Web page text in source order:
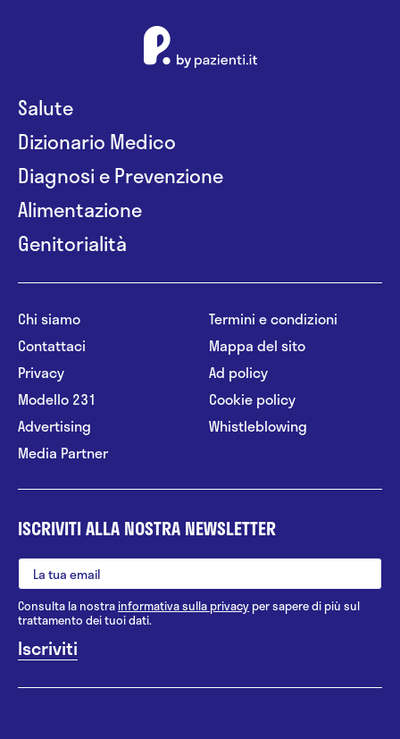
Salute
Dizionario Medico
Diagnosi e Prevenzione
Alimentazione
Genitorialità
Chi siamo
Contattaci
Privacy
Modello 231
Advertising
Media Partner
Termini e condizioni
Mappa del sito
Ad policy
Cookie policy
Whistleblowing
ISCRIVITI ALLA NOSTRA NEWSLETTER
Consulta la nostrainformativa sulla privacy per sapere di più sul
trattamento dei tuoi dati.